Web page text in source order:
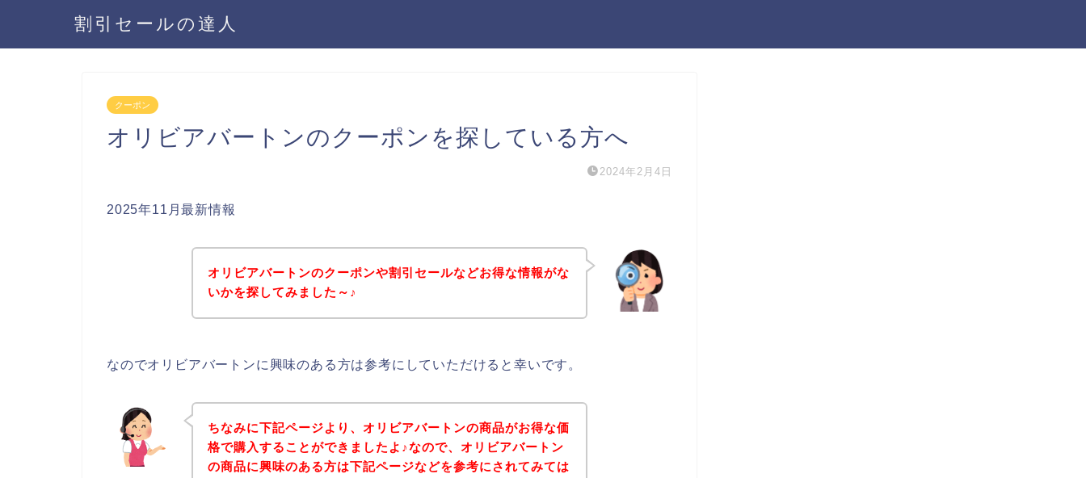
割引セールの達人
クーポン
オリビアバートンのクーポンを探している方へ
2024年2月4日
2025年11月最新情報
オリビアバートンのクーポンや割引セールなどお得な情報がな
いかを探してみました～♪
なのでオリビアバートンに興味のある方は参考にしていただけると幸いです。
ちなみに下記ページより、オリビアバートンの商品がお得な価
格で購入することができましたよ♪なので、オリビアバートン
の商品に興味のある方は下記ページなどを参考にされてみては